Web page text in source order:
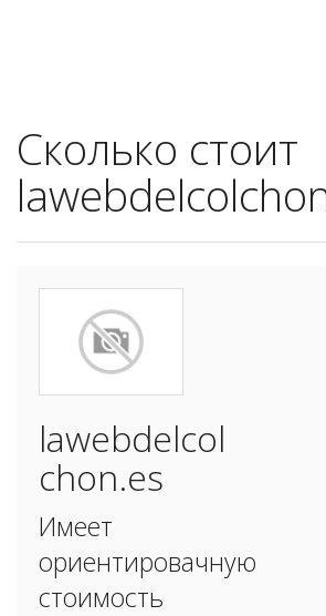
Сколько стоит
lawebdelcol
chon.es
Имеет
ориентировачную
стоимость